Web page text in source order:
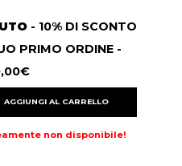
- 10% DI SCONTO
PRIMO ORDINE -
AGGIUNGI AL CARRELLO
non disponibile!